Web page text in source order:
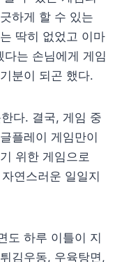
하게 할 수 있는
딱히 없었고 이마
는 손님에게 게임
분이 되곤 했다.
다. 결국, 게임 중
플레이 게임만이
위한 게임으로
연스러운 일일지
도 하루 이틀이 지
김우동, 우육탕면,